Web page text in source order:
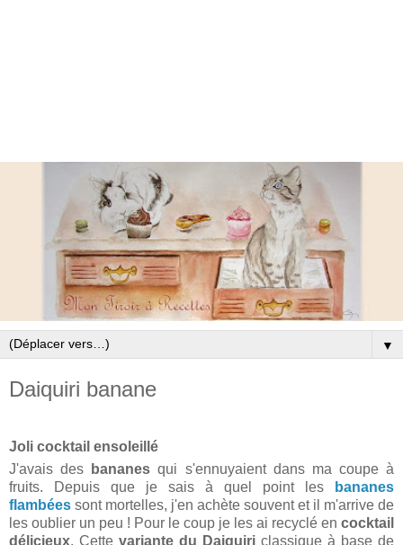
▼
Daiquiri banane
Joli cocktail ensoleillé
J'avais des
bananes qui s'ennuyaient dans ma coupe à
fruits. Depuis que je sais à quel point les
bananes
flambées sont mortelles, j'en achète souvent et il m'arrive de
les oublier un peu ! Pour le coup je les ai recyclé en cocktail
délicieux. Cette variante du Daiquiri classique à base de